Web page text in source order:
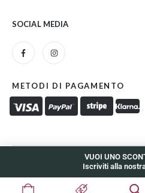
SOCIAL MEDIA
METODI DI PAGAMENTO
Powered © INDDE. All
VUOI UNO
Iscriviti alla